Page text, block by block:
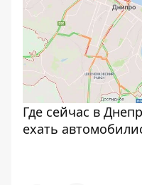
Где сейчас в
ехать